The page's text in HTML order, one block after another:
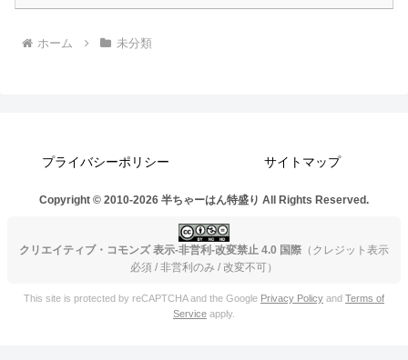
ホーム 未分類
プライバシーポリシー サイトマップ
Copyright © 2010-2026 半ちゃーはん特盛り All Rights Reserved.
クリエイティブ・コモンズ 表示-非営利-改変禁止 4.0 国際 （クレジット表示
必須 / 非営利のみ / 改変不可）
This site is protected by reCAPTCHA and the Google Privacy Policy and Terms of
Service apply.